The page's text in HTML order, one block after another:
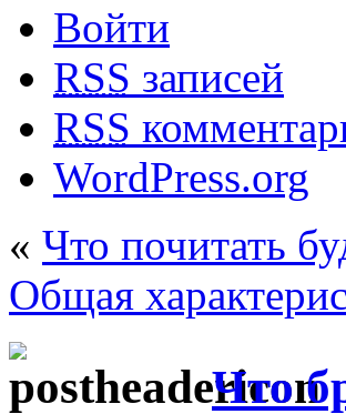
Войти
RSS записей
RSS
WordPress.org
« Что почитать
Общая
Что